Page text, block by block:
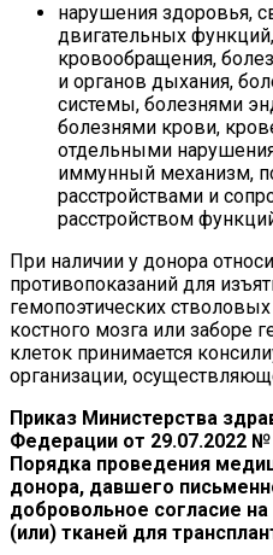
нарушения здоровья,
двигательных
кровообращения,
и органов дыхания,
системы, болезнями
болезнями крови,
отдельными
иммунный механизм,
расстройствами и
расстройством
При наличии у донора
противопоказаний для
гемопоэтических
костного мозга или заборе
клеток принимается
организации,
Приказ Министерства
Федерации от 29.07.2022
Порядка проведения
донора, давшего
добровольное согласие
(или) тканей для